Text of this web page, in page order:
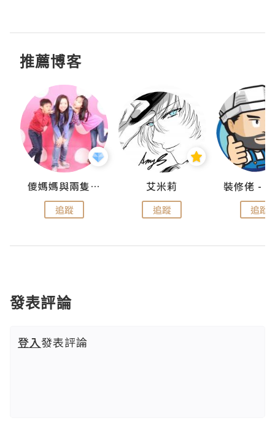
推薦博客
儍媽媽與兩隻小魔怪之家
追蹤
艾米莉
追蹤 追蹤
發表評論
登入發表評論